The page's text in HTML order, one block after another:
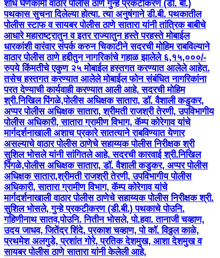
शोध घेणेकामी वाठार पोलीस ठाणे गुन्हे प्रकटीकरण (डी. बी.)
पथकास सुचना दिलेल्या होत्या. त्या अनुषंगाने डी.बी. पथकातील
पोलीस स्टाफ व सायबर पोलीस ठाणे सातारा यांनी तांत्रिक बाबीचे
आधारे महाराष्ट्रातुन व इतर राज्यातुन हस्ते परहस्ते मोबाईल
धारकांशी वारंवार संपर्क करुन चिकाटीने सदरची मोहिम राबविल्याने
वाठार पोलीस ठाणे हद्दीतुन नागरिकांचे गहाळ झालेले ६,१५,०००/-
रुपये किंमतीचे एकुण २५ मोबाईल हस्तगत करण्यात आलेले आहेत.
तसेच हस्तगत करण्यात आलेले मोबाईल फोन संबंधित नागरिकांना
परत देण्याची कार्यवाही करण्यात आली आहे. सदरची मोहिम
श्री.निखिल पिंगळे,पोलीस अधिक्षक सातारा, डॉ. वैशाली कडुकर,
अप्पर पोलीस अधिक्षक सातारा, श्रीमती राजश्री तेरणी, उपविभागीय
पोलीस अधिकारी, सातारा ग्रामीण विभाग, कॅम्प कोरेगाव यांचे
मार्गदर्शनाखाली अशाच प्रकारे सातत्याने राबविण्यात येणार
असल्याचे वाठार पोलीस ठाणेचे सहाय्यक पोलीस निरीक्षक श्री
सुशिल भोसले यांनी सांगितले आहे. सदरची कारवाई श्री.निखिल
पिंगळे,पोलीस अधिक्षक सातारा, डॉ. वैशाली कडुकर, अप्पर पोलीस
अधिक्षक सातारा,श्रीमती राजश्री तेरणी, उपविभागीय पोलीस
अधिकारी, सातारा ग्रामीण विभाग, कॅम्प कोरेगाव यांचे
मार्गदर्शनाखाली वाठार पोलीस ठाणेचे सहाय्यक पोलीस निरीक्षक श्री.
सुशिल भोसले, गुन्हे प्रकटीकरण (डी.बी.) पथकाचे पोउनि.
गहिणीनाथ सातव,पोउनि. नितीन भोसले, पो.हवा. तानाजी चव्हाण,
उदय जाधव, जितेंद्र शिंदे, प्रकाश चव्हाण, पो कॉ. विठ्ठल काळे,
प्रथमेश अलगुडे, प्रशांत गोरे, प्रतिक देशमुख, आशा देशमुख व
सायबर पोलीस ठाणे सातारा यांनी केलेली आहे.